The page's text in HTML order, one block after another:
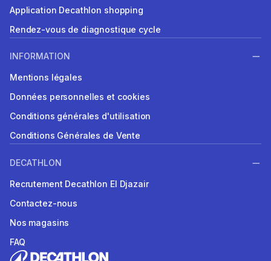
Application Decathlon shopping
Rendez-vous de diagnostique cycle
INFORMATION
Mentions légales
Données personnelles et cookies
Conditions générales d'utilisation
Conditions Générales de Vente
DECATHLON
Recrutement Decathlon El Djazair
Contactez-nous
Nos magasins
FAQ